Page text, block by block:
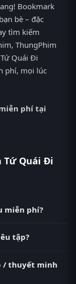
Bookmark
bè – đặc
tìm kiếm
ThungPhim
Quái Đi
phí, mọi lúc
phí tại
Tứ Quái Đi
miễn phí?
không
TVHay.
tập?
liên tục mỗi
/ thuyết minh